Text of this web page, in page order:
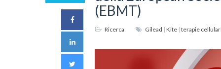
(EBMT)
Ricerca Gilead | Kite | terapie